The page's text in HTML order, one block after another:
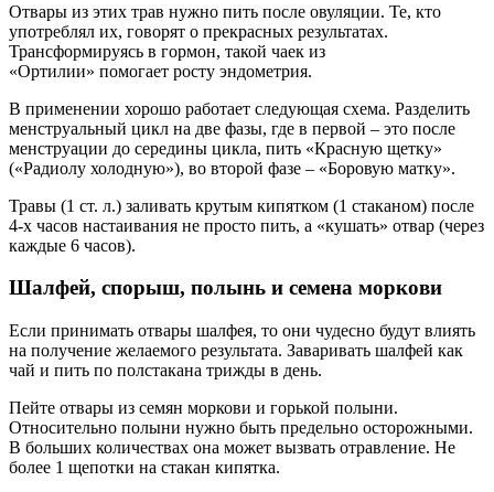
Отвары из этих трав нужно пить после овуляции. Те, кто
употреблял их, говорят о прекрасных результатах.
Трансформируясь в гормон, такой чаек из
«Ортилии» помогает росту эндометрия.
В применении хорошо работает следующая схема. Разделить
менструальный цикл на две фазы, где в первой – это после
менструации до середины цикла, пить «Красную щетку»
(«Радиолу холодную»), во второй фазе – «Боровую матку».
Травы (1 ст. л.) заливать крутым кипятком (1 стаканом) после
4-х часов настаивания не просто пить, а «кушать» отвар (через
каждые 6 часов).
Шалфей, спорыш, полынь и семена моркови
Если принимать отвары шалфея, то они чудесно будут влиять
на получение желаемого результата. Заваривать шалфей как
чай и пить по полстакана трижды в день.
Пейте отвары из семян моркови и горькой полыни.
Относительно полыни нужно быть предельно осторожными.
В больших количествах она может вызвать отравление. Не
более 1 щепотки на стакан кипятка.